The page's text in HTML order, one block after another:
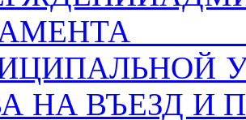
НА ВЪЕЗД И